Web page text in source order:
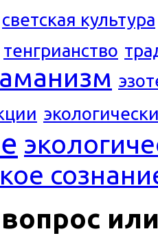
светская культура
тенгрианство
вопрос